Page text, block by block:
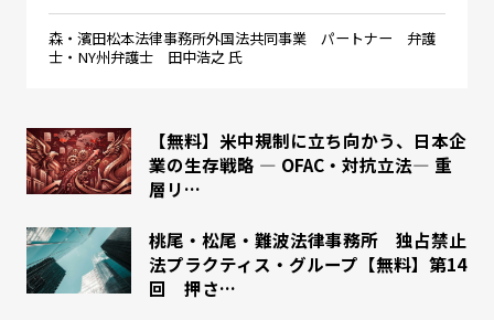
森・濱田松本法律事務所外国法共同事業 パートナー 弁護
士・NY州弁護士 田中浩之 氏
【無料】米中規制に立ち向かう、日本企
業の生存戦略 ― OFAC・対抗立法― 重
層リ…
桃尾・松尾・難波法律事務所 独占禁止
法プラクティス・グループ【無料】第14
回 押さ…